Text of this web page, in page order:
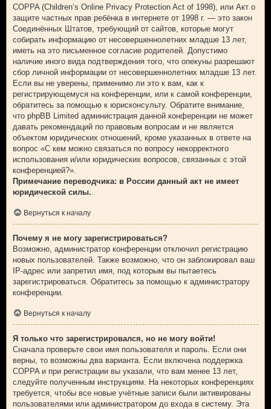
COPPA (Children’s Online Privacy Protection Act of 1998), или Акт о
защите частных прав ребёнка в интернете от 1998 г. — это закон
Соединённых Штатов, требующий от сайтов, которые могут
собирать информацию от несовершеннолетних младше 13 лет,
иметь на это письменное согласие родителей. Допустимо
наличие иного вида подтверждения того, что опекуны разрешают
сбор личной информации от несовершеннолетних младше 13 лет.
Если вы не уверены, применимо ли это к вам, как к
регистрирующемуся на конференции, или к самой конференции,
обратитесь за помощью к юрисконсульту. Обратите внимание,
что phpBB Limited администрация данной конференции не может
давать рекомендаций по правовым вопросам и не является
объектом юридических отношений, кроме указанных в ответе на
вопрос «С кем можно связаться по вопросу некорректного
использования и/или юридических вопросов, связанных с этой
конференцией?».
Примечание переводчика: в России данный акт не имеет
юридической силы..
Вернуться к началу
Почему я не могу зарегистрироваться?
Возможно, администратор конференции отключил регистрацию
новых пользователей. Также возможно, что он заблокировал ваш
IP-адрес или запретил имя, под которым вы пытаетесь
зарегистрироваться. Обратитесь за помощью к администратору
конференции.
Вернуться к началу
Я только что зарегистрировался, но не могу войти!
Сначала проверьте свои имя пользователя и пароль. Если они
верны, то возможны два варианта. Если включена поддержка
COPPA и при регистрации вы указали, что вам менее 13 лет,
следуйте полученным инструкциям. На некоторых конференциях
требуется, чтобы все новые учётные записи были активированы
пользователями или администратором до входа в систему. Эта